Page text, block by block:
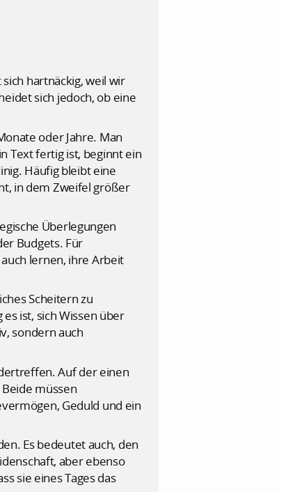
hartnäckig, weil wir
sich jedoch, ob eine
oder Jahre. Man
Text fertig ist, beginnt ein
Häufig bleibt eine
in dem Zweifel größer
Überlegungen
Budgets. Für
lernen, ihre Arbeit
Scheitern zu
ist, sich Wissen über
sondern auch
Auf der einen
müssen
Geduld und ein
Es bedeutet auch, den
aber ebenso
sie eines Tages das